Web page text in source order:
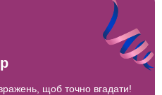
щоб точно вгадати!